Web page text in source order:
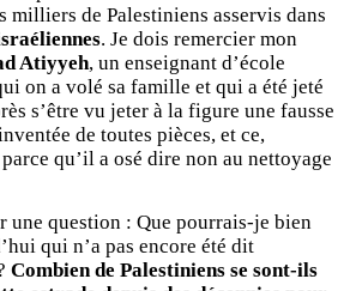
milliers de Palestiniens asservis dans
. Je dois remercier mon
Atiyyeh, un enseignant d’école
on a volé sa famille et qui a été jeté
s’être vu jeter à la figure une fausse
de toutes pièces, et ce,
qu’il a osé dire non au nettoyage
une question : Que pourrais-je bien
qui n’a pas encore été dit
Combien de Palestiniens se sont-ils